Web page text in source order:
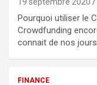
Pourquoi utiliser le
Crowdfunding
connait de nos
FINANCE